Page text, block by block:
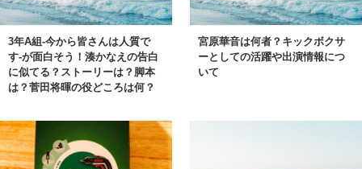
3年A組-今から皆さんは人質で
す-が面白そう！湊かなえの告白
に似てる？ストーリーは？脚本
は？菅田将暉の役どころは何？
宮原華音は何者？キックボクサ
ーとしての活躍や出演情報につ
いて